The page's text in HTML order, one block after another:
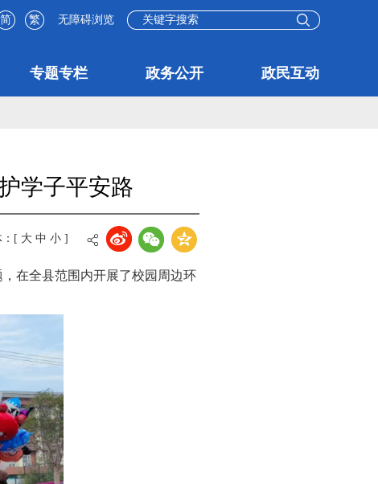
简 繁 无障碍浏览
专题专栏 政务公开 政民互动
学子平安路
：[ 大 中 小 ]
在全县范围内开展了校园周边环